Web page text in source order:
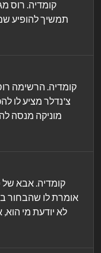
קומדיה. רוס
תמשיך להופיע
קומדיה. הרשימה
צ'נדלר מציע לו
מוניקה מנסה
קומדיה. אבא של
אומרת לו שהבחור
לא יודעת מי